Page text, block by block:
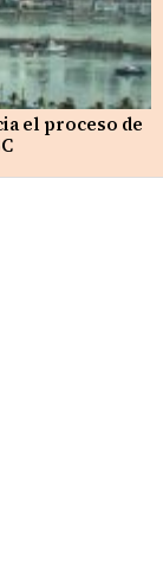
el proceso de